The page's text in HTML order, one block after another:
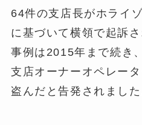
64件の支店長がホライ
に基づいて横領で起訴
事例は2015年まで続き
支店オーナーオペレー
盗んだと告発されました